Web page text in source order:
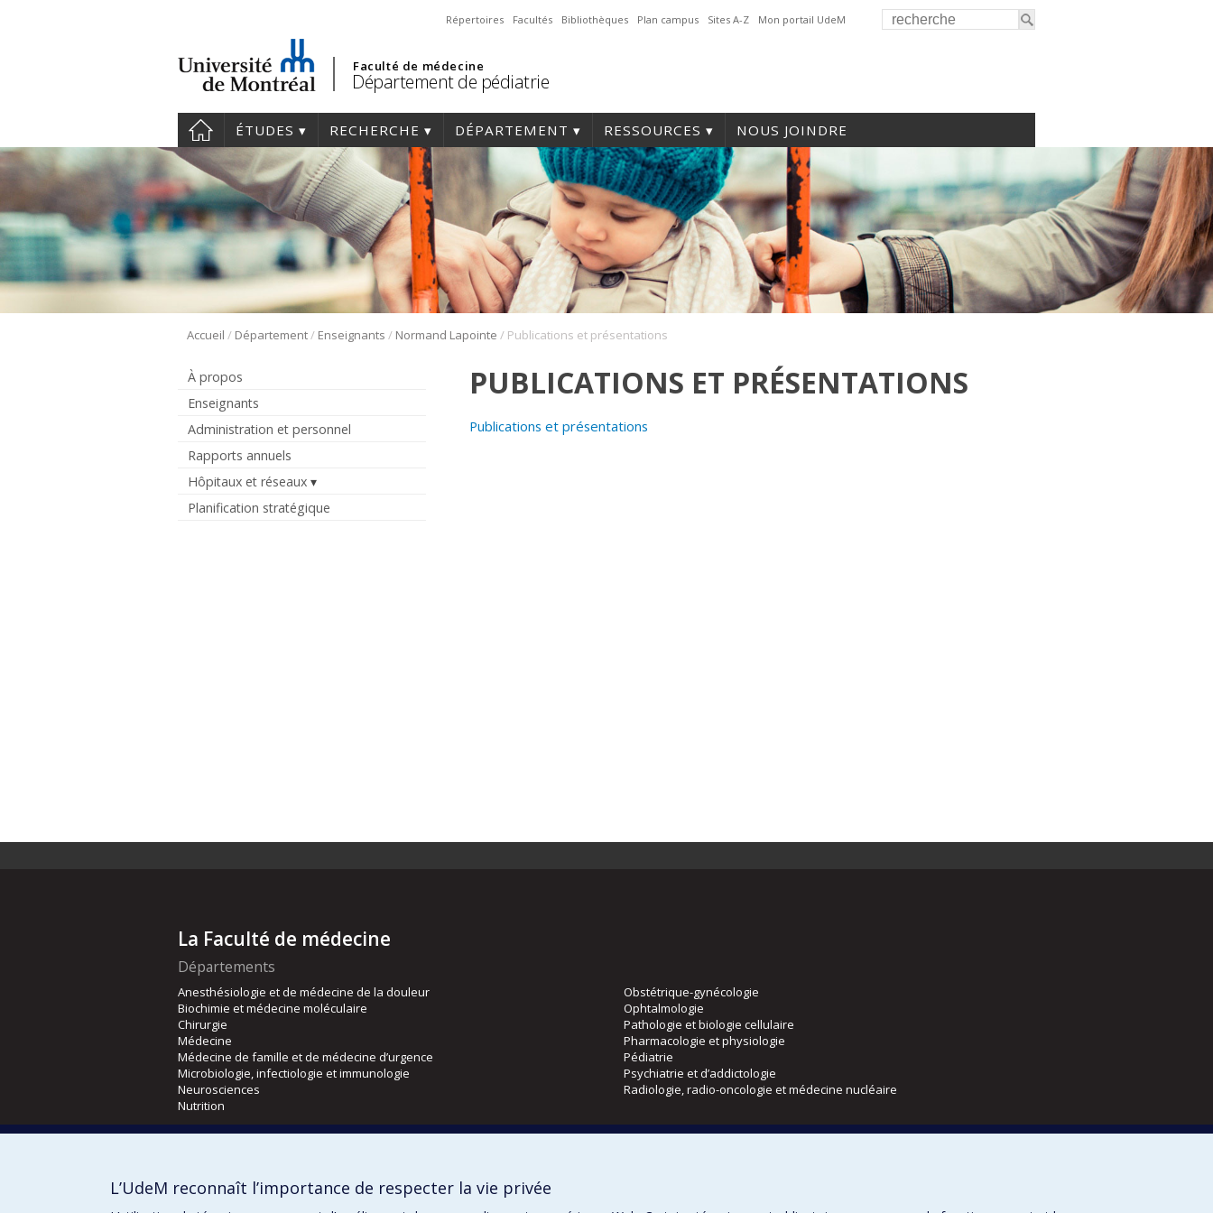
Répertoires Facultés Bibliothèques Plan campus Sites A-Z Mon portail UdeM
Faculté de médecine
Département de pédiatrie
ÉTUDES RECHERCHE DÉPARTEMENT RESSOURCES NOUS JOINDRE
Accueil / Département/ Enseignants / Normand Lapointe / Publications et présentations
À propos
Enseignants
Administration et personnel
Rapports annuels
Hôpitaux et réseaux
Planification stratégique
PUBLICATIONS ET PRÉSENTATIONS
Publications et présentations
La Faculté de médecine
Départements
Anesthésiologie et de médecine de la douleur
Biochimie et médecine moléculaire
Chirurgie
Médecine
Médecine de famille et de médecine d’urgence
Microbiologie, infectiologie et immunologie
Neurosciences
Nutrition
Obstétrique-gynécologie
Ophtalmologie
Pathologie et biologie cellulaire
Pharmacologie et physiologie
Pédiatrie
Psychiatrie et d’addictologie
Radiologie, radio-oncologie et médecine nucléaire
Orthophonie et audiologie
L’UdeM reconnaît l’importance de respecter la vie privée